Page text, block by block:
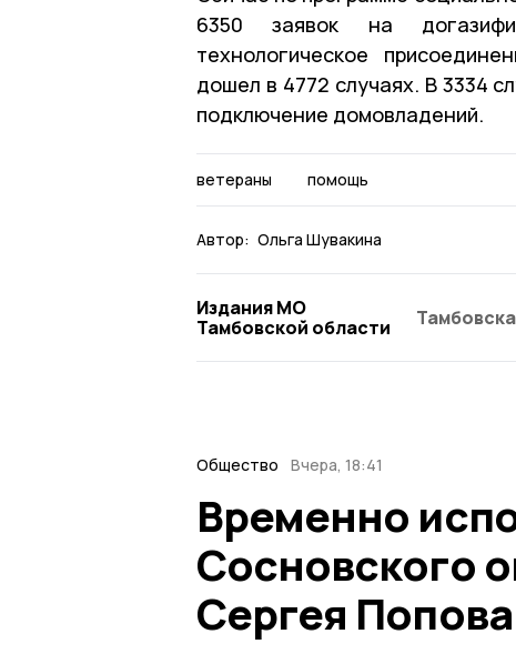
6350 заявок на
технологическое
дошел в 4772 случаях. В 3334
подключение домовладений.
ветераны помощь
Автор: Ольга Шувакина
Издания МО
Тамбовской области
Общество Вчера, 18:41
Временно
Сосновского
Сергея Попова